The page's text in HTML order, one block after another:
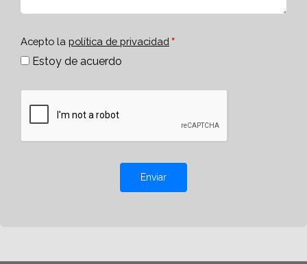
Acepto la política de privacidad
Estoy de acuerdo
Enviar